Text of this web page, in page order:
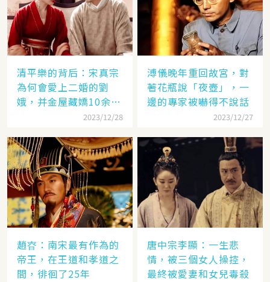
清平樂的背后：宋真宗
為何會愛上二婚的劉
娥，并金屋藏嬌10余
2023/12/28
溥儀晚年重回故宮，對
著花瓶說「夜壺」，一
邊的專家被嚇得不說話
2023/12/27
趙昚：南宋最有作為的
帝王，在王道和孝道之
間，徘徊了25年
唐中宗李顯：一生悲
情，被三個女人操控，
最終被愛妻和女兒毒殺